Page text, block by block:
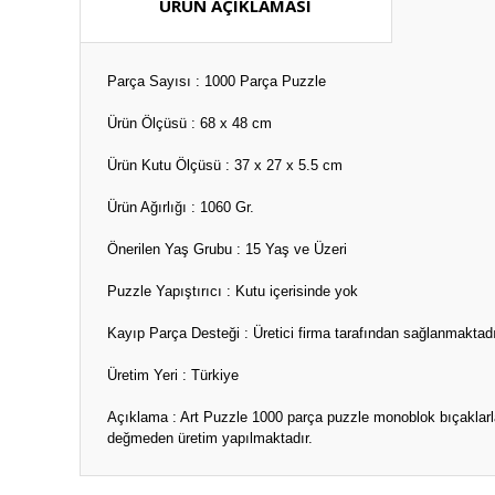
ÜRÜN AÇIKLAMASI
Parça Sayısı : 1000 Parça Puzzle
Ürün Ölçüsü : 68 x 48 cm
Ürün Kutu Ölçüsü : 37 x 27 x 5.5 cm
Ürün Ağırlığı : 1060 Gr.
Önerilen Yaş Grubu : 15 Yaş ve Üzeri
Puzzle Yapıştırıcı : Kutu içerisinde yok
Kayıp Parça Desteği : Üretici firma tarafından
Üretim Yeri : Türkiye
Açıklama : Art Puzzle 1000 parça puzzle monoblok
değmeden üretim yapılmaktadır.